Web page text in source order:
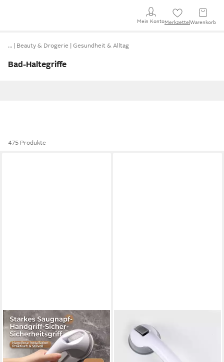
Mein KontoMerkzettel Warenkorb
… Beauty & Drogerie Gesundheit & Alltag
Bad-Haltegriffe
475 Produkte
Haltegriff Grauer Saugnapf
Handlauf Rutschgriff für
Badewanne Glastür Wand